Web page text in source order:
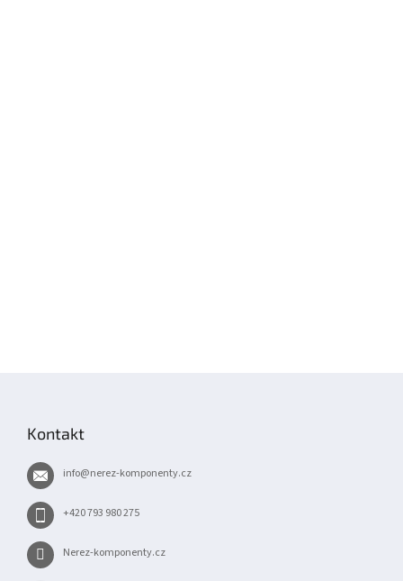
Kontakt
info@nerez-komponenty.cz
+420 793 980 275
Nerez-komponenty.cz